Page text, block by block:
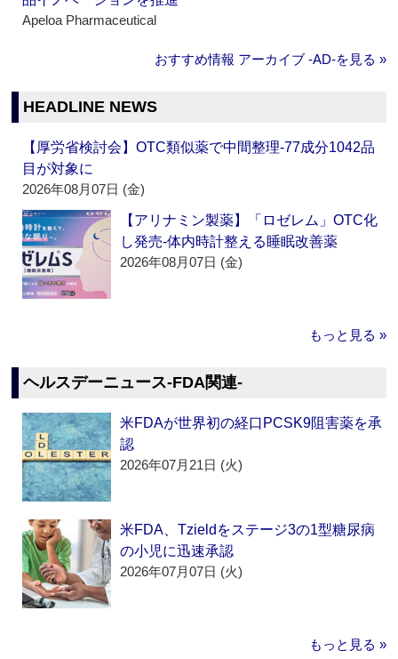
Apeloa Pharmaceutical
おすすめ情報 アーカイブ ‐AD‐を見る »
HEADLINE NEWS
【厚労省検討会】OTC類似薬で中間整理‐77成分1042品
目が対象に
2026年08月07日 (金)
【アリナミン製薬】「ロゼレム」OTC化
し発売‐体内時計整える睡眠改善薬
2026年08月07日 (金)
もっと見る »
ヘルスデーニュース‐FDA関連‐
米FDAが世界初の経口PCSK9阻害薬を承
認
2026年07月21日 (火)
米FDA、Tzieldをステージ3の1型糖尿病
の小児に迅速承認
2026年07月07日 (火)
もっと見る »